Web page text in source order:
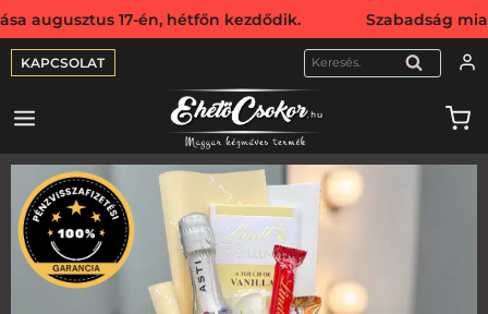
én, hétfőn kezdődik. Szabadság miatt
KAPCSOLAT KERESÉS